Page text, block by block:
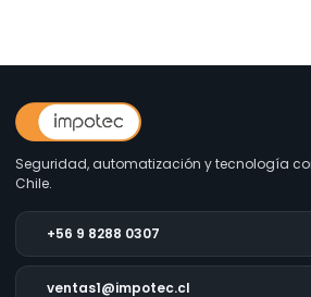
Seguridad, automatización y tecnología
Chile.
+56 9 8288 0307
ventas1@impotec.cl